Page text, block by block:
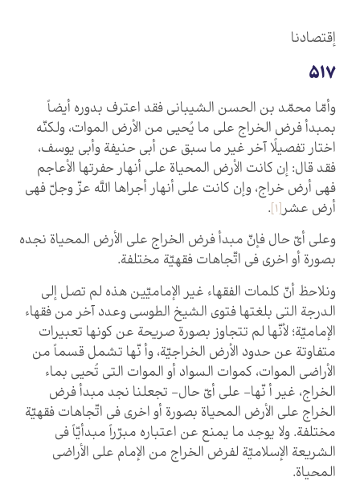
إقتصادنا
517
وأمّا محمّد بن الحسن الشيباني فقد اعترف بدوره أيضاً
بمبدأ فرض الخراج على ما يُحيى من الأرض الموات، ولكنّه
اختار تفصيلًا آخر غير ما سبق عن أبي حنيفة وأبي يوسف،
فقد قال: إن كانت الأرض المحياة على أنهار حفرتها الأعاجم
فهي أرض خراج، وإن كانت على أنهار أجراها اللَّه عزّ وجلّ فهي
أرض عشر[1]
.
وعلى أيّ حال فإنّ مبدأ فرض الخراج على الأرض المحياة نجده
بصورة أو اخرى في اتّجاهات فقهيّة مختلفة.
ونلاحظ أنّ كلمات الفقهاء غير الإماميّين هذه لم تصل إلى
الدرجة التي بلغتها فتوى الشيخ الطوسي وعدد آخر من فقهاء
الإماميّة؛ لأنّها لم تتجاوز بصورة صريحة عن كونها تعبيرات
متفاوتة عن حدود الأرض الخراجيّة، وأ نّها تشمل قسماً من
الأراضي الموات، كموات السواد أو الموات التي تُحيى بماء
الخراج، غير أ نّها- على أيّ حال- تجعلنا نجد مبدأ فرض
الخراج على الأرض المحياة بصورة أو اخرى في اتّجاهات فقهيّة
مختلفة. ولا يوجد ما يمنع عن اعتباره مبرّراً مبدأيّاً في
الشريعة الإسلاميّة لفرض الخراج من الإمام على الأراضي
المحياة.